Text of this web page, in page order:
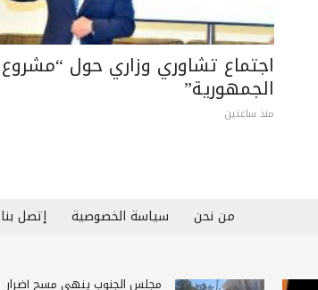
اجتماع تشاوري وزاري حول “مشروع
الجمهورية”
منذ ساعتين
من نحن سياسة الخصوصية إتصل بنا
مجلس الجنوب ينهي مسح أضرار